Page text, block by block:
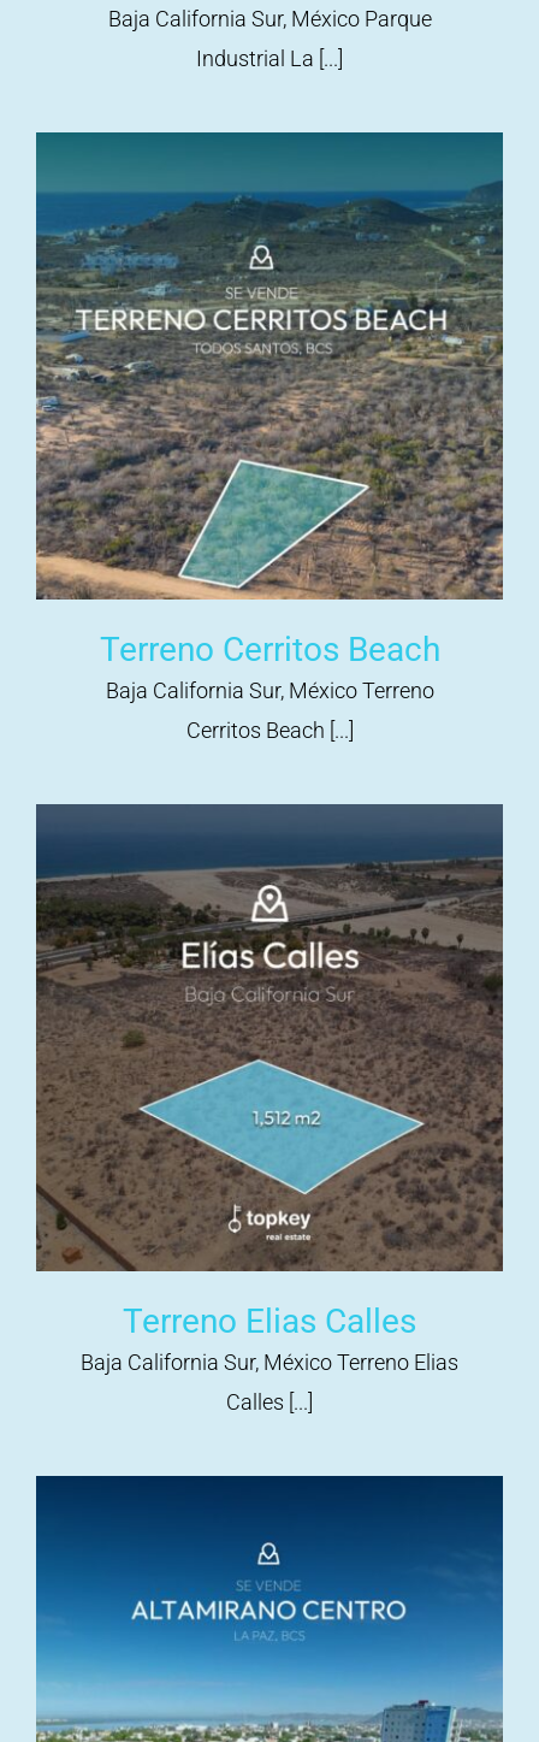
Baja California Sur, México Parque
Industrial La [...]
Terreno Cerritos Beach
Baja California Sur, México Terreno
Cerritos Beach [...]
Terreno Elias Calles
Baja California Sur, México Terreno Elias
Calles [...]